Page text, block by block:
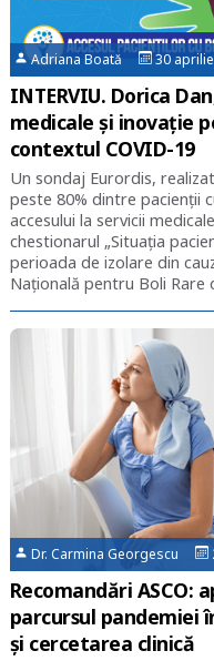
Adriana Boată 30
INTERVIU. Dorica
medicale și inovație
contextul COVID-19
Un sondaj Eurordis,
peste 80% dintre pacienții
accesului la servicii
chestionarul „Situația
perioada de izolare din
Națională pentru Boli Rare
Dr. Carmina Georgescu
Recomandări ASCO:
parcursul pandemiei
și cercetarea clinică